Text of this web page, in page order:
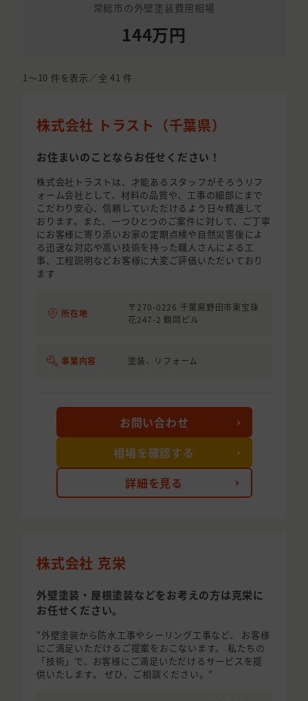
常総市の外壁塗装費用相場
144万円
1〜10 件を表示／全 41 件
株式会社 トラスト（千葉県）
お住まいのことならお任せください！
株式会社トラストは、才能あるスタッフがそろうリフ
ォーム会社として、材料の品質や、工事の細部にまで
こだわり安心、信頼していただけるよう日々精進して
おります。また、一つひとつのご案件に対して、ご丁寧
にお客様に寄り添いお家の定期点検や自然災害後によ
る迅速な対応や高い技術を持った職人さんによる工
事、工程説明などお客様に大変ご評価いただいており
ます
所在地
〒270-0226 千葉県野田市東宝珠
花247-2 鶴岡ビル
事業内容 塗装、リフォーム
詳細を見る
お問い合わせ
相場を確認する
株式会社 克栄
外壁塗装・屋根塗装などをお考えの方は克栄に
お任せください。
"外壁塗装から防水工事やシーリング工事など、 お客様
にご満足いただけるご提案をおこないます。 私たちの
「技術」で、お客様にご満足いただけるサービスを提
供いたします。 ぜひ、ご相談ください。"